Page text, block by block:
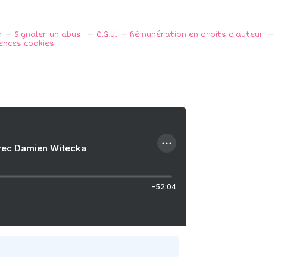
Signaler un abus C.G.U.
Rémunération en droits d'auteur
cookies
Damien Witecka
-52:04